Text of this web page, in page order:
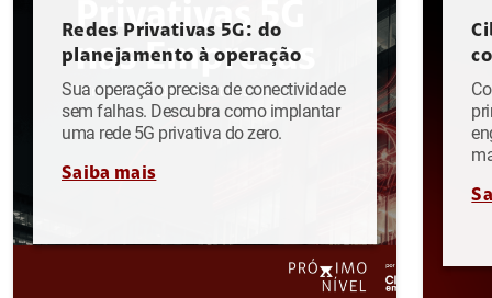
Redes Privativas 5G: do
planejamento à operação
Sua operação precisa de conectividade
sem falhas. Descubra como implantar
uma rede 5G privativa do zero.
Saiba mais